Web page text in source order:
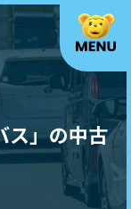
」の中古